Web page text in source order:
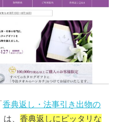
香典返し・法事引き出物の
は、香典返しにピッタリな